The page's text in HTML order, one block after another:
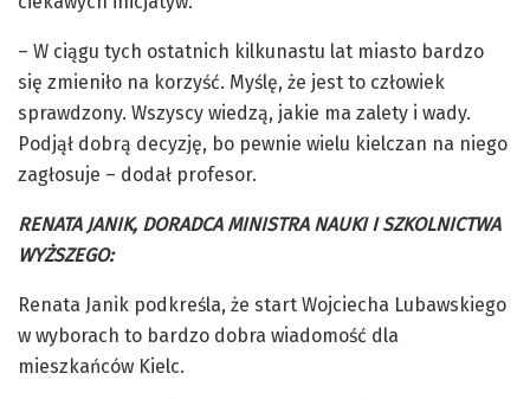
– W ciągu tych ostatnich kilkunastu lat miasto bardzo
się zmieniło na korzyść. Myślę, że jest to człowiek
sprawdzony. Wszyscy wiedzą, jakie ma zalety i wady.
Podjął dobrą decyzję, bo pewnie wielu kielczan na niego
zagłosuje – dodał profesor.
RENATA JANIK, DORADCA MINISTRA NAUKI I SZKOLNICTWA
WYŻSZEGO:
Renata Janik podkreśla, że start Wojciecha Lubawskiego
w wyborach to bardzo dobra wiadomość dla
mieszkańców Kielc.